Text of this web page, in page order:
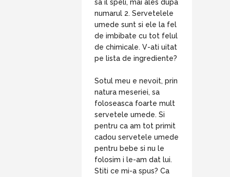
sa il speli, mai ales dupa
numarul 2. Servetelele
umede sunt si ele la fel
de imbibate cu tot felul
de chimicale. V-ati uitat
pe lista de ingrediente?
Sotul meu e nevoit, prin
natura meseriei, sa
foloseasca foarte mult
servetele umede. Si
pentru ca am tot primit
cadou servetele umede
pentru bebe si nu le
folosim i le-am dat lui.
Stiti ce mi-a spus? Ca